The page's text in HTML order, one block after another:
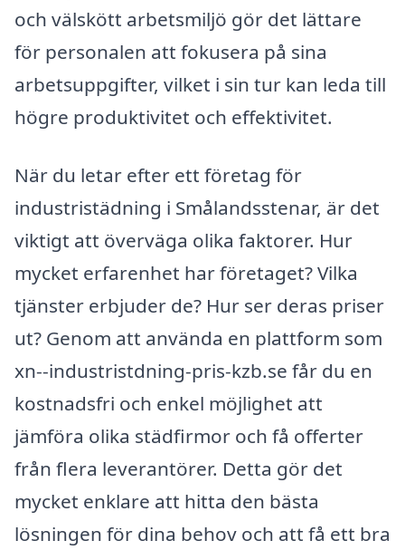
och välskött arbetsmiljö gör det lättare
för personalen att fokusera på sina
arbetsuppgifter, vilket i sin tur kan leda till
högre produktivitet och effektivitet.
När du letar efter ett företag för
industristädning i Smålandsstenar, är det
viktigt att överväga olika faktorer. Hur
mycket erfarenhet har företaget? Vilka
tjänster erbjuder de? Hur ser deras priser
ut? Genom att använda en plattform som
xn--industristdning-pris-kzb.se får du en
kostnadsfri och enkel möjlighet att
jämföra olika städfirmor och få offerter
från flera leverantörer. Detta gör det
mycket enklare att hitta den bästa
lösningen för dina behov och att få ett bra